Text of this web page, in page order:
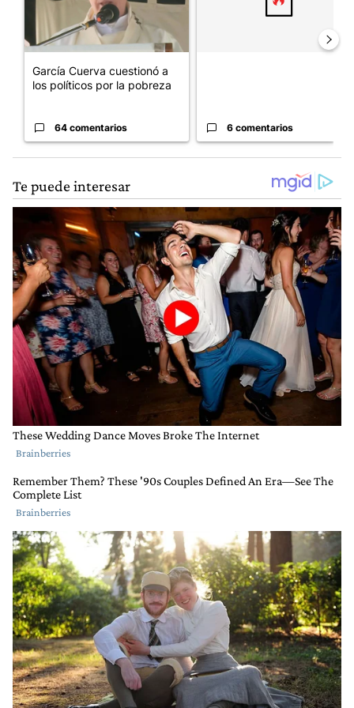
García Cuerva cuestionó a
los políticos por la pobreza
64 comentarios 6 comentarios